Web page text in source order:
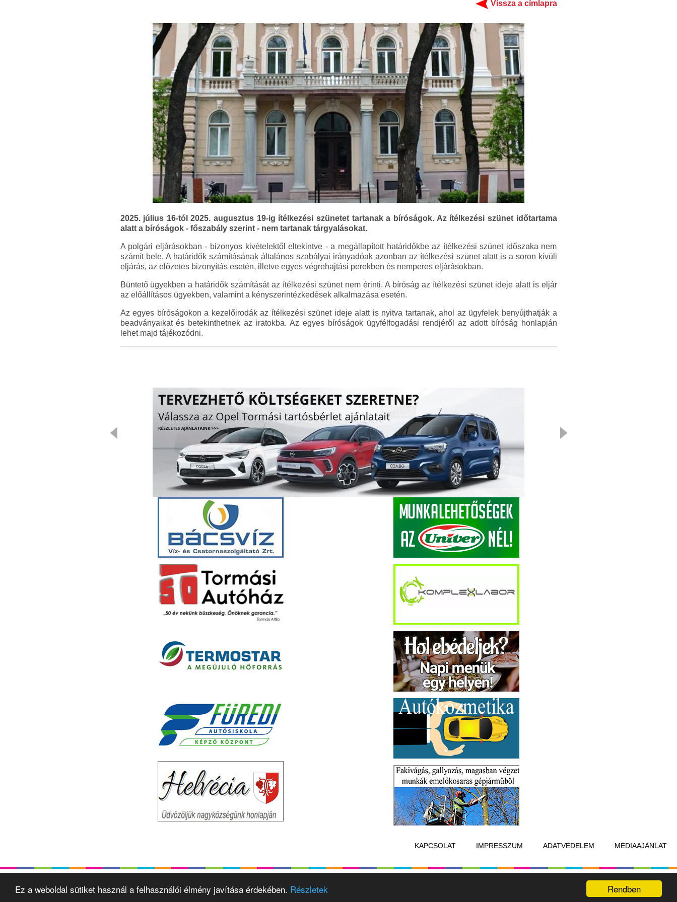
Rendben
Ez a weboldal sütiket használ a felhasználói élmény javítása érdekében. Részletek
Vissza a címlapra
2025. július 16-tól 2025. augusztus 19-ig ítélkezési szünetet tartanak a bíróságok. Az ítélkezési szünet időtartama
alatt a bíróságok - főszabály szerint - nem tartanak tárgyalásokat.
A polgári eljárásokban - bizonyos kivételektől eltekintve - a megállapított határidőkbe az ítélkezési szünet időszaka nem
számít bele. A határidők számításának általános szabályai irányadóak azonban az ítélkezési szünet alatt is a soron kívüli
eljárás, az előzetes bizonyítás esetén, illetve egyes végrehajtási perekben és nemperes eljárásokban.
Büntető ügyekben a határidők számítását az ítélkezési szünet nem érinti. A bíróság az ítélkezési szünet ideje alatt is eljár
az előállításos ügyekben, valamint a kényszerintézkedések alkalmazása esetén.
Az egyes bíróságokon a kezelőirodák az ítélkezési szünet ideje alatt is nyitva tartanak, ahol az ügyfelek benyújthatják a
beadványaikat és betekinthetnek az iratokba. Az egyes bíróságok ügyfélfogadási rendjéről az adott bíróság honlapján
lehet majd tájékozódni.
KAPCSOLAT IMPRESSZUM ADATVÉDELEM MÉDIAAJÁNLAT